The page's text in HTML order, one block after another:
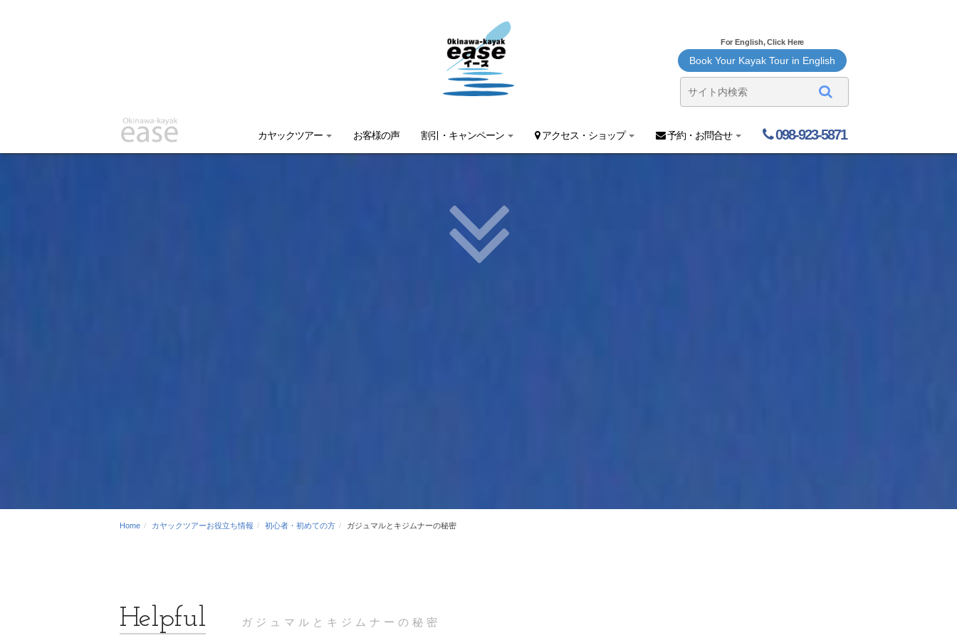
For English, Click Here
Book Your Kayak Tour in English
カヤックツアー お客様の声 割引・キャンペーン アクセス・ショップ 予約・お問合せ 098-923-5871
Home カヤックツアーお役立ち情報 初心者・初めての方 ガジュマルとキジムナーの秘密
ガジュマルとキジムナーの秘密